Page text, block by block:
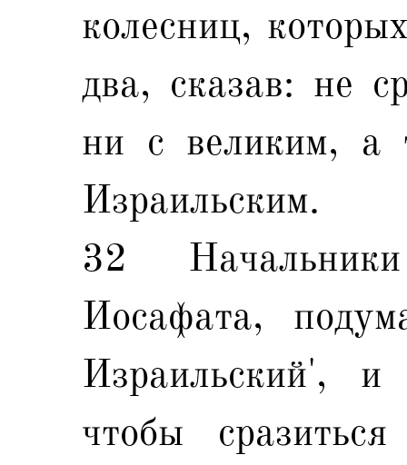
колесниц,
два, сказав: не
ни с великим, а
Израильским.
32
Иосафата,
Израильский',
чтобы